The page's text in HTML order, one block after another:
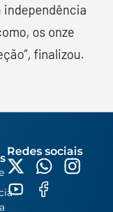
os onze
finalizou.
Redes sociais